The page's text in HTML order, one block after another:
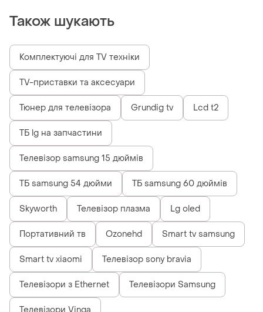
Також шукають
Комплектуючі для TV техніки
TV-приставки та аксесуари
Тюнер для телевізора Grundig tv Lcd t2
ТБ lg на запчастини
Телевізор samsung 15 дюймів
ТБ samsung 54 дюйми ТБ samsung 60 дюймів
Skyworth Телевізор плазма Lg oled
Портативний тв Ozonehd Smart tv samsung
Smart tv xiaomi Телевізор sony bravia
Телевізори з Ethernet Телевізори Samsung